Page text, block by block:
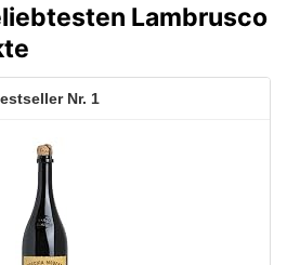
Lambrusco
1